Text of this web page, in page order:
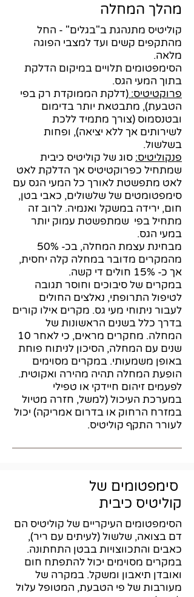
מהלך המחלה
קוליטיס מתנהגת ב"בגלים" - החל
מהתקפים קשים ועד למצבי הפוגה
מלאה.
הסימפטומים תלויים במיקום הדלקת
בתוך המעי הגס.
פרוקטיטיס: (דלקת הממוקדת רק בפי
הטבעת), מתבטאת יותר בדימום
ובטנסמוס (צורך מתמיד ללכת
לשירותים אך ללא יציאה), ופחות
בשלשול.
פנקוליטיס: סוג של קוליטיס כיבית
שמתחיל כפרוקטיטיס אך הדלקת לאט
לאט מתפשטת לאורך כל המעי הגס עם
סימפטומטים של שלשולים, כאבי בטן,
חום, ירידה במשקל ואנמיה. לרוב זה
מתחיל בפי שמתפשטת עמוק יותר
במעי הגס.
מבחינת עצמת המחלה, בכ- 50%
מהמקרים מדובר במחלה קלה יחסית,
אך כ- 15% חולים די קשה.
במקרים של סיבוכים וחוסר תגובה
לטיפול התרופתי, נאלצים החולים
לעבור ניתוחי מעי גס. מקרים אילו קורים
בדרך כלל בשנים הראשונות של
המחלה. מחקרים מראים, כי לאחר 10
שנים עם המחלה, הסיכון לניתוח פוחת
באופן משמעותי. במקרים מסוימים
הופעת המחלה תהיה מהירה ואקוטית.
לפעמים זיהום חיידקי או טפילי
במערכת העיכול (למשל, חזרה מטיול
במזרח הרחוק או בדרום אמריקה) יכול
לעורר התקף קוליטיס.
סימפטומים של
קוליטיס כיבית
הסימפטומים העיקריים של קוליטיס הם
דם בצואה, שלשול (לעיתים עם ריר),
כאבים והתכווצויות בבטן התחתונה.
במקרים מסוימים יכול להתפתח חום
ואובדן תיאבון ומשקל. במקרה של
מעורבות של פי הטבעת, המטופל עלול